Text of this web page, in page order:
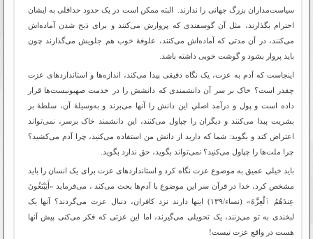
سیاست‌مداران بزرگ جهانی را ندارند. البته ممکن است در یک حدود حداقلی به ایشان
احترام بگذارند، مثل آن گوسفندی که پروارش می‌کنند و برای ذبح شدن آماده‌اش
می‌کنند، در آن مدتی که آماده‌اش می‌کنند، علوفۀ خوب هم جلویش می‌گذارند چون
باید پروار بشود و گوشت خوبی داشته باشد.
اینجاست که آدم به عزت، یک نگاه دقیقی پیدا می‌کند، اندازه‌ها و استانداردهای عزت
چقدر است؟ خاک بر سر آن دانشمندی که دانشش را در خدمت صهیونیست‌ها قرار
داده است و پول و درآمد اصلیِ این دانش را آنها می‌برند و به‌وسیلۀ آن، سلطۀ بر
بشریت پیدا می‌کنند و دیگران را چپاول می‌کنند، این دانشمند خاک‌ برسر، نمی‌تواند
اعتراض کند و بگوید: شما که دارید از دانش من استفاده می‌کنید، چرا آدم می‌کشید؟
چرا ملت‌ها را چپاول می‌کنید؟ نمی‌تواند بگوید، حق ندارد بگوید.
باید خیلی عمیق به موضوع عزت نگاه کرد و استانداردهای عزت برای یک انسان را باید
مشخص کرد، خدا در قرآن سر این موضوع با آدم‌ها بحث می‌کند ، می‌فرماید «أَیَبْتَغُونَ
عِندَهُمُ ٱلْعِزَّةَ» (نساء/۱۳۹) اینها دارند نزد کافران، دنبال عزت می‌گردند؟ آنها یک
لبخندی به تو می‌زنند، یک تحویلی می‌گیرند، اما این عزتی که فکر می‌کنی پیش آنها
هست در واقع عزت نیست!